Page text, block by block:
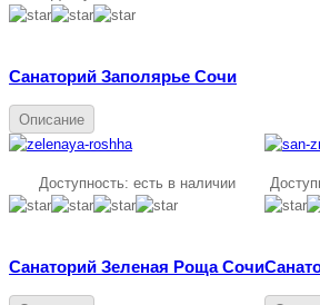
Санаторий Заполярье Сочи
Описание
Доступность: есть в наличии
Санаторий Зеленая Роща Сочи